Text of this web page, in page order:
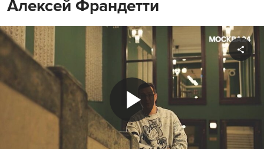
Алексей Франдетти
Play